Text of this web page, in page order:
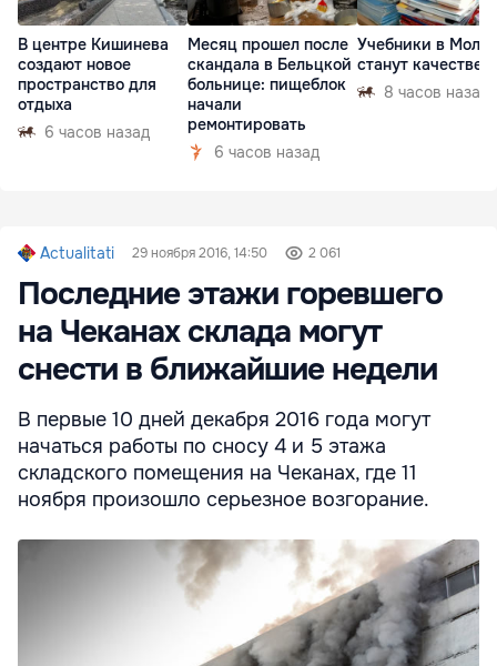
В центре Кишинева
создают новое
пространство для
отдыха
6 часов назад
Месяц прошел после
скандала в Бельцкой
больнице: пищеблок
начали
ремонтировать
6 часов назад
Учебники в
станут
8 часов назад
Actualitati 29 ноября 2016, 14:50 2 061
Последние этажи горевшего
на Чеканах склада могут
снести в ближайшие недели
В первые 10 дней декабря 2016 года могут
начаться работы по сносу 4 и 5 этажа
складского помещения на Чеканах, где 11
ноября произошло серьезное возгорание.